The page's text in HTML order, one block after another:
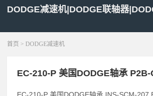
DODGE减速机|DODGE联轴器
首页 > DODGE减速机
EC-210-P 美国DODGE轴承
EC-210-P 美国DODGE轴承 INS-SCM-